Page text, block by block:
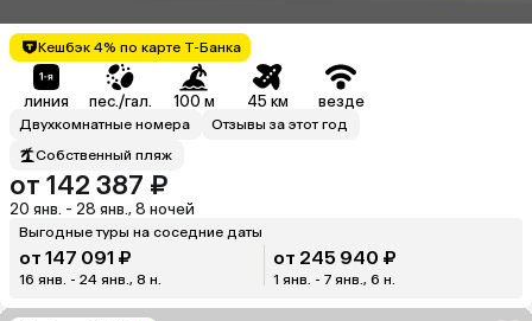
Кешбэк 4% по карте Т-Банка
линия пес./гал. 100 м 45 км везде
Двухкомнатные номера
Отзывы за этот год
Собственный пляж
от 142 387 ₽
20 янв. - 28 янв., 8 ночей
Выгодные туры на соседние даты
от 147 091 ₽
16 янв. - 24 янв., 8 н.
от 245 940 ₽
1 янв. - 7 янв., 6 н.